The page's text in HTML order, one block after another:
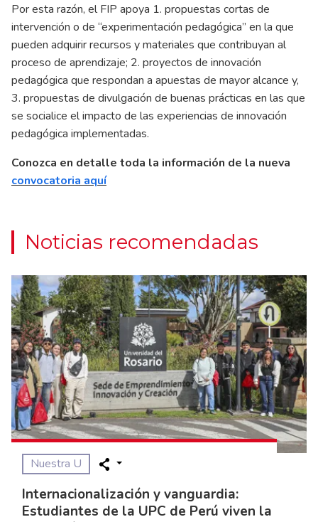
Por esta razón, el FIP apoya 1. propuestas cortas de
intervención o de “experimentación pedagógica” en la que
pueden adquirir recursos y materiales que contribuyan al
proceso de aprendizaje; 2. proyectos de innovación
pedagógica que respondan a apuestas de mayor alcance y,
3. propuestas de divulgación de buenas prácticas en las que
se socialice el impacto de las experiencias de innovación
pedagógica implementadas.
Conozca en detalle toda la información de la nueva
convocatoria aquí
Noticias recomendadas
Nuestra U
Internacionalización y vanguardia:
Estudiantes de la UPC de Perú viven la